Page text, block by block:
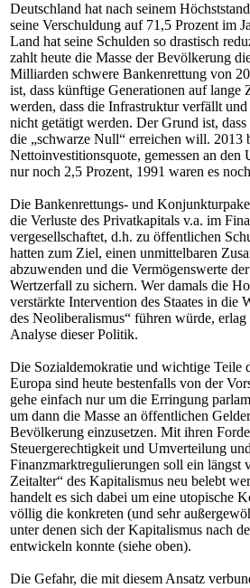
Deutschland hat nach seinem
seine Verschuldung auf 71,5 Prozent im
Land hat seine Schulden so drastisch
zahlt heute die Masse der Bevölkerung
Milliarden schwere Bankenrettung von
ist, dass künftige Generationen auf lange
werden, dass die Infrastruktur verfällt
nicht getätigt werden. Der Grund ist,
die „schwarze Null“ erreichen will. 2013
Nettoinvestitionsquote, gemessen an den
nur noch 2,5 Prozent, 1991 waren es
Die Bankenrettungs- und
die Verluste des Privatkapitals v.a. im
vergesellschaftet, d.h. zu öffentlichen
hatten zum Ziel, einen unmittelbaren
abzuwenden und die Vermögenswerte
Wertzerfall zu sichern. Wer damals die
verstärkte Intervention des Staates in die
des Neoliberalismus“ führen würde,
Analyse dieser Politik.
Die Sozialdemokratie und wichtige Teile
Europa sind heute bestenfalls von der
gehe einfach nur um die Erringung
um dann die Masse an öffentlichen
Bevölkerung einzusetzen. Mit ihren
Steuergerechtigkeit und Umverteilung
Finanzmarktregulierungen soll ein längst
Zeitalter“ des Kapitalismus neu belebt
handelt es sich dabei um eine utopische
völlig die konkreten (und sehr
unter denen sich der Kapitalismus nach
entwickeln konnte (siehe oben).
Die Gefahr, die mit diesem Ansatz